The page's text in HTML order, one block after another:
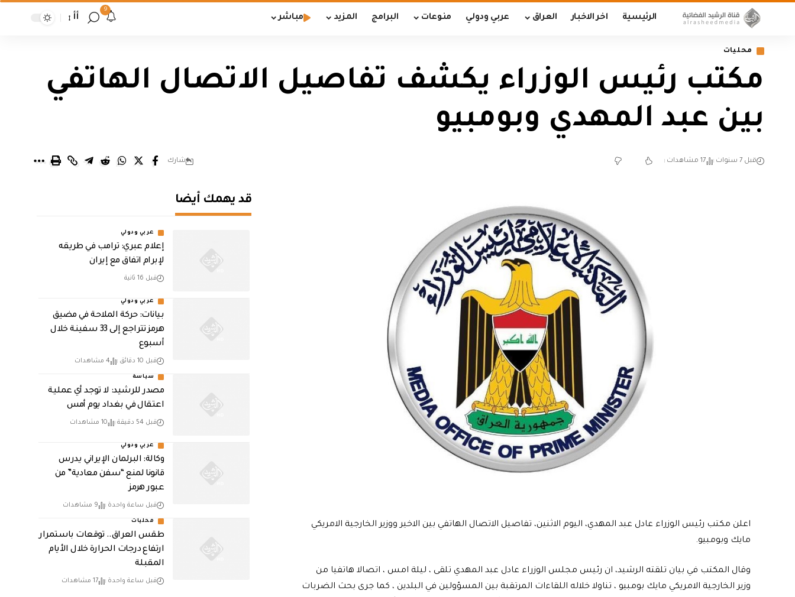
الرئيسية اخر الاخبار العراق عربي ودولي منوعات البرامج المزيد مباشر
9
أأ
محليات
مكتب رئيس الوزراء يكشف تفاصيل الاتصال الهاتفي
بين عبد المهدي وبومبيو
قبل 7 سنوات 17 مشاهدات شارك
اعلن مكتب رئيس الوزراء عادل عبد المهدي، اليوم الاثنين، تفاصيل الاتصال الهاتفي بين الاخير ووزير الخارجية الامريكي
مايك وبومبيو.
وقال المكتب في بيان تلقته الرشيد، ان رئيس مجلس الوزراء عادل عبد المهدي تلقى ، ليلة امس ، اتصالا هاتفيا من
وزير الخارجية الامريكي مايك بومبيو ، تناولا خلاله اللقاءات المرتقبة بين المسؤولين في البلدين ، كما جرى بحث الضربات
قد يهمك أيضا
عربي ودولي
إعلام عبري: ترامب في طريقه
لإبرام اتفاق مع إيران
قبل 16 ثانية
عربي ودولي
بيانات: حركة الملاحة في مضيق
هرمز تتراجع إلى 33 سفينة خلال
أسبوع
قبل 10 دقائق 4 مشاهدات
سياسة
مصدر للرشيد: لا توجد أي عملية
اعتقال في بغداد يوم أمس
قبل 54 دقيقة 10 مشاهدات
عربي ودولي
وكالة: البرلمان الإيراني يدرس
قانونا لمنع “سفن معادية” من
عبور هرمز
قبل ساعة واحدة 9 مشاهدات
محليات
طقس العراق.. توقعات باستمرار
ارتفاع درجات الحرارة خلال الأيام
المقبلة
قبل ساعة واحدة 17 مشاهدات